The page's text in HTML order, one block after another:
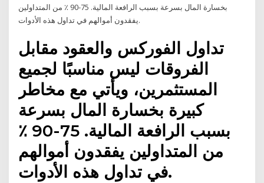
بخسارة المال بسرعة بسبب الرافعة المالية. 75-90 ٪ من المتداولين
يفقدون أموالهم في تداول هذه الأدوات.
تداول الفوركس والعقود مقابل
الفروقات ليس مناسبًا لجميع
المستثمرين، ويأتي مع مخاطر
كبيرة بخسارة المال بسرعة
بسبب الرافعة المالية. 75-90 ٪
من المتداولين يفقدون أموالهم
في تداول هذه الأدوات.